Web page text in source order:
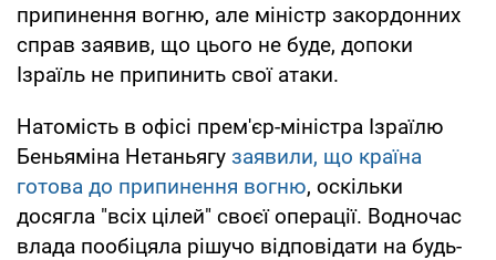
припинення вогню, але міністр закордонних
справ заявив, що цього не буде, допоки
Ізраїль не припинить свої атаки.
Натомість в офісі прем'єр-міністра Ізраїлю
Беньяміна Нетаньягу заявили, що країна
готова до припинення вогню, оскільки
досягла "всіх цілей" своєї операції. Водночас
влада пообіцяла рішучо відповідати на будь-